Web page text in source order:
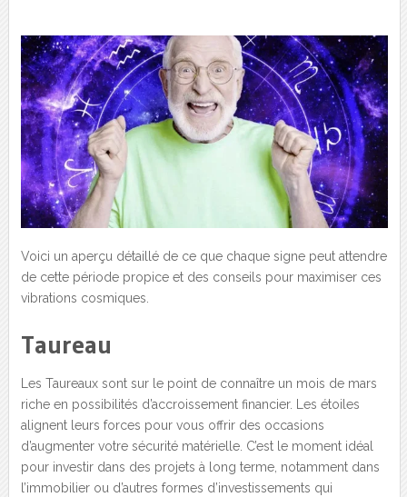
Voici un aperçu détaillé de ce que chaque signe peut attendre
de cette période propice et des conseils pour maximiser ces
vibrations cosmiques.
Taureau
Les Taureaux sont sur le point de connaître un mois de mars
riche en possibilités d’accroissement financier. Les étoiles
alignent leurs forces pour vous offrir des occasions
d’augmenter votre sécurité matérielle. C’est le moment idéal
pour investir dans des projets à long terme, notamment dans
l’immobilier ou d’autres formes d’investissements qui